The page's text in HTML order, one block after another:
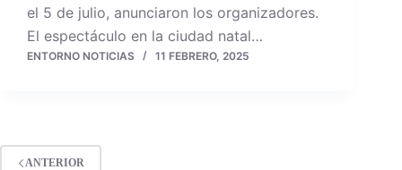
el 5 de julio, anunciaron los organizadores.
El espectáculo en la ciudad natal…
ENTORNO NOTICIAS 11 FEBRERO, 2025
ANTERIOR